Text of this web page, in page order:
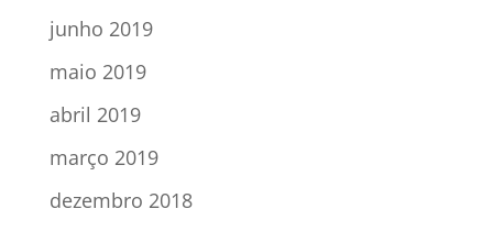
junho 2019
maio 2019
abril 2019
março 2019
dezembro 2018